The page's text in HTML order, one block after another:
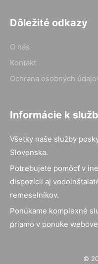
Dôležité odkazy
O nás
Kontakt
Ochrana osobných
Informácie k
Všetky naše služby
Slovenska.
Potrebujete pomôcť v
dispozícii aj
remeselníkov.
Ponúkame komplexné
priamo v ponuke
©